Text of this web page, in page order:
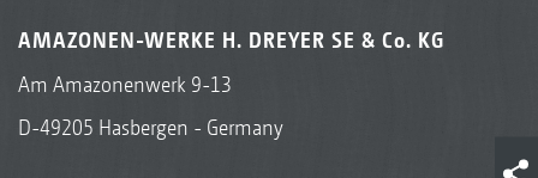
AMAZONEN-WERKE H. DREYER SE & Co. KG
Am Amazonenwerk 9-13
D-49205 Hasbergen - Germany